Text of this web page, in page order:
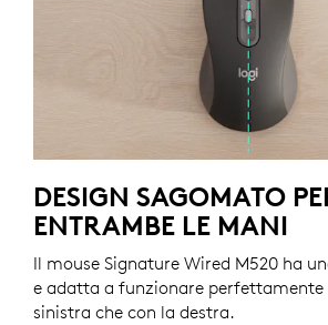
DESIGN SAGOMATO
ENTRAMBE LE MANI
Il mouse Signature Wired M520 ha
e adatta a funzionare perfettamente
sinistra che con la destra.